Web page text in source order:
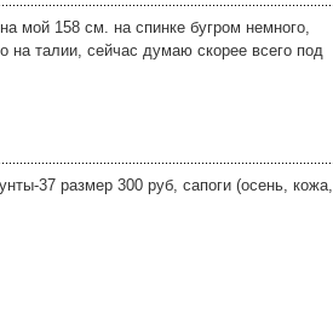
мой 158 см. на спинке бугром немного,
на талии, сейчас думаю скорее всего под
37 размер 300 руб, сапоги (осень, кожа,